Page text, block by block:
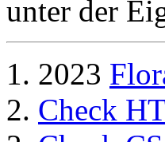
unter der
2023
Check